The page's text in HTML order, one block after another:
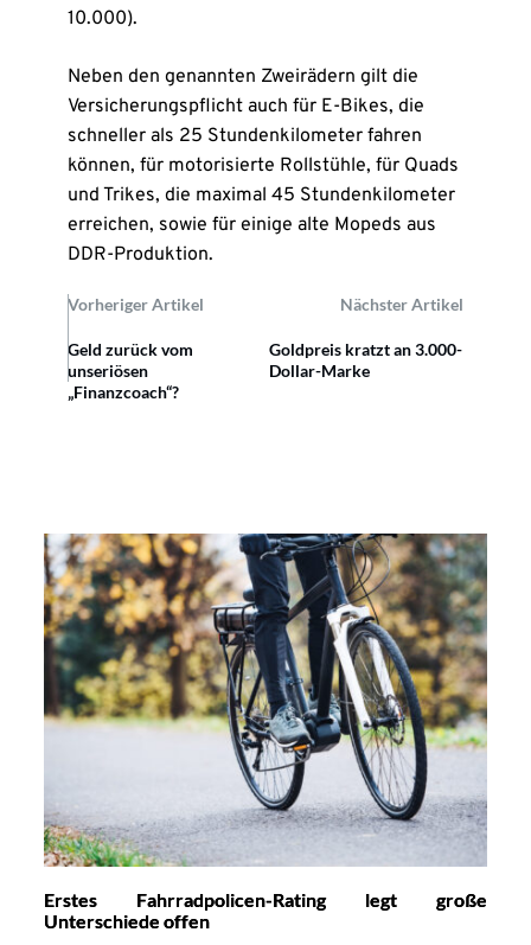
10.000).
Neben den genannten Zweirädern gilt die
Versicherungspflicht auch für E-Bikes, die
schneller als 25 Stundenkilometer fahren
können, für motorisierte Rollstühle, für Quads
und Trikes, die maximal 45 Stundenkilometer
erreichen, sowie für einige alte Mopeds aus
DDR-Produktion.
Vorheriger Artikel Nächster Artikel
Geld zurück vom
unseriösen
„Finanzcoach“?
Goldpreis kratzt an 3.000-
Dollar-Marke
Erstes Fahrradpolicen-Rating legt große
Unterschiede offen